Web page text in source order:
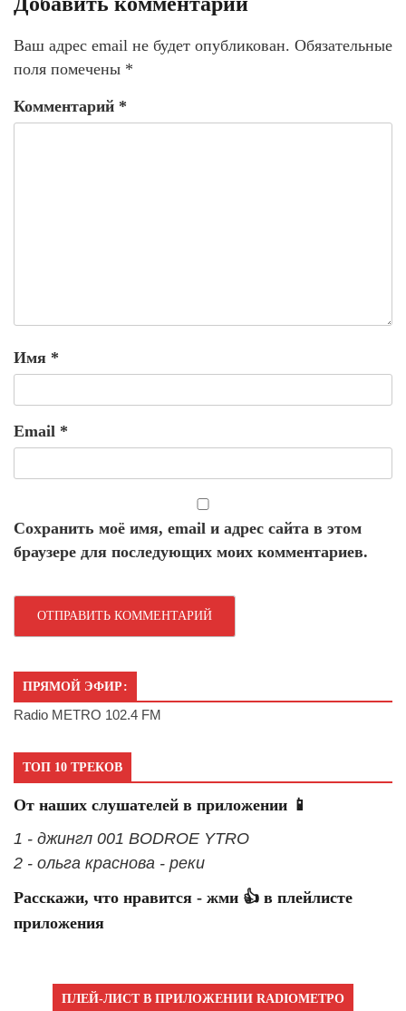
Ваш адрес email не будет опубликован. Обязательные
поля помечены *
Комментарий *
Имя *
Email *
Сохранить моё имя, email и адрес сайта в этом
браузере для последующих моих комментариев.
ПРЯМОЙ ЭФИР:
Radio METRO 102.4 FM
ТОП 10 ТРЕКОВ
От наших слушателей в приложении 📱
1 - джингл 001 BODROE YTRO
2 - ольга краснова - реки
Расскажи, что нравится - жми 👍 в плейлисте
приложения
ПЛЕЙ-ЛИСТ В ПРИЛОЖЕНИИ RADIOМЕТРО